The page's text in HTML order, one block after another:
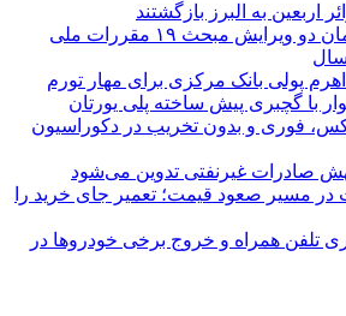
تمدید اجرای همزمان دو ویرایش مبحث ۱۹ مقررات ملی
سال
اهرم پولی بانک مرکزی برای مهار تورم
با گچبری پیش ساخته پلی یورتان
فوری و بدون تخریب در دکوراسیون
صادرات غیرنفتی تدوین می‌شود
در مسیر صعود قیمت؛ تعمیر جای خرید را
تلفن همراه و خروج برخی خودروها در